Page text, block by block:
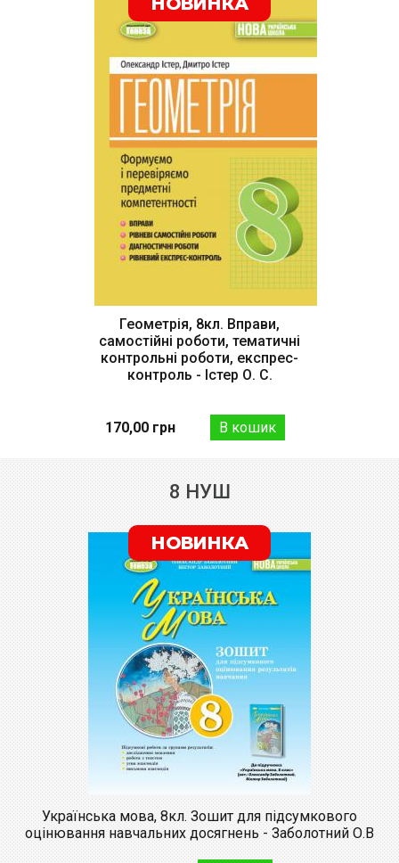
Геометрія, 8кл. Вправи,
самостійні роботи, тематичні
контрольні роботи, експрес-
контроль - Істер О. С.
170,00 грн
8 НУШ
НОВИНКА
Українська мова, 8кл. Зошит для підсумкового
оцінювання навчальних досягнень - Заболотний О.В